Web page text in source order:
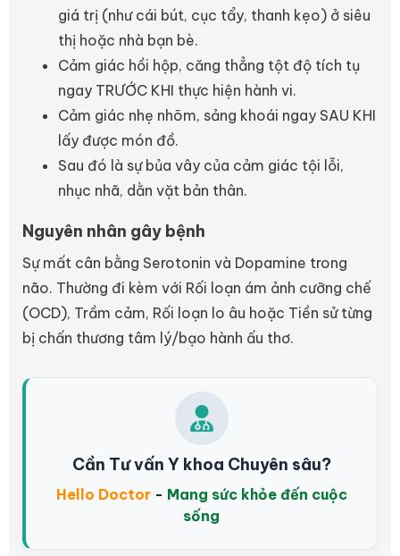
giá trị (như cái bút, cục tẩy, thanh kẹo) ở siêu
thị hoặc nhà bạn bè.
Cảm giác hồi hộp, căng thẳng tột độ tích tụ
ngay TRƯỚC KHI thực hiện hành vi.
Cảm giác nhẹ nhõm, sảng khoái ngay SAU KHI
lấy được món đồ.
Sau đó là sự bủa vây của cảm giác tội lỗi,
nhục nhã, dằn vặt bản thân.
Nguyên nhân gây bệnh
Sự mất cân bằng Serotonin và Dopamine trong
não. Thường đi kèm với Rối loạn ám ảnh cưỡng chế
(OCD), Trầm cảm, Rối loạn lo âu hoặc Tiền sử từng
bị chấn thương tâm lý/bạo hành ấu thơ.
Cần Tư vấn Y khoa Chuyên sâu?
Hello Doctor- Mang sức khỏe đến cuộc
sống